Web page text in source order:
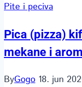
Pite i peciva
Pica (pizza)
mekane i
ByGogo 18. jun